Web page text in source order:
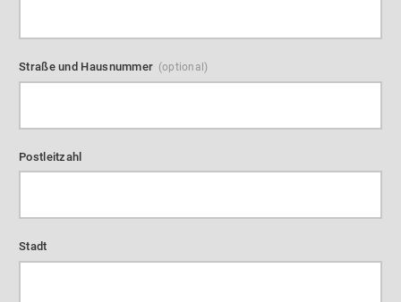
Straße und Hausnummer
Postleitzahl
Stadt